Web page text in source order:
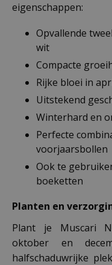
eigenschappen:
Opvallende
wit
Compacte
Rijke bloei in
Uitstekend
Winterhard en
Perfecte
voorjaarsbollen
Ook te
boeketten
Planten en
Plant je Muscari
oktober en
halfschaduwrijke